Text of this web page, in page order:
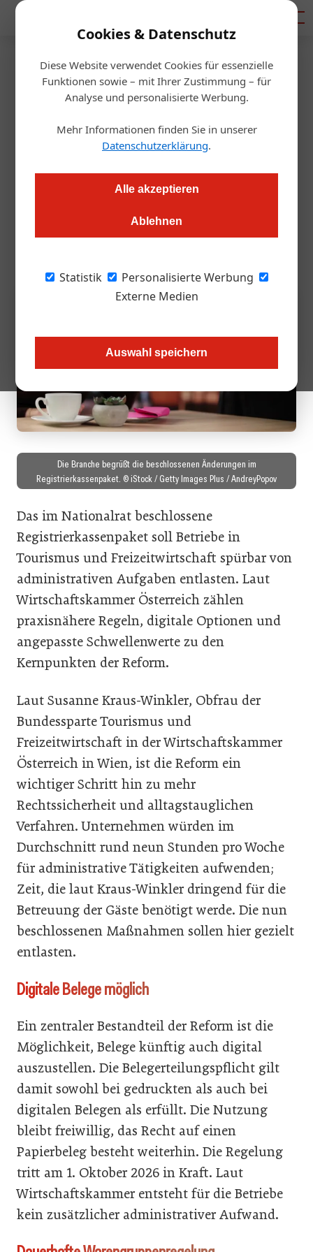
Cookies & Datenschutz
Diese Website verwendet Cookies für essenzielle
Funktionen sowie – mit Ihrer Zustimmung – für
Analyse und personalisierte Werbung.
Mehr Informationen finden Sie in unserer
Datenschutzerklärung.
Alle akzeptieren
Ablehnen
Statistik
Personalisierte Werbung
Externe Medien
Auswahl speichern
Startseite/Tourismusbranche
Nationalrat
Registrierkassen: Entlastung
naht
Mehr Flexibilität, weniger Bürokratie: Die Branche begrüßt die
Die Branche begrüßt die beschlossenen Änderungen im
Registrierkassenpaket. © iStock / Getty Images Plus / AndreyPopov
Das im Nationalrat beschlossene
Registrierkassenpaket soll Betriebe in
Tourismus und Freizeitwirtschaft spürbar von
administrativen Aufgaben entlasten. Laut
Wirtschaftskammer Österreich zählen
praxisnähere Regeln, digitale Optionen und
angepasste Schwellenwerte zu den
Kernpunkten der Reform.
Laut Susanne Kraus-Winkler, Obfrau der
Bundessparte Tourismus und
Freizeitwirtschaft in der Wirtschaftskammer
Österreich in Wien, ist die Reform ein
wichtiger Schritt hin zu mehr
Rechtssicherheit und alltagstauglichen
Verfahren. Unternehmen würden im
Durchschnitt rund neun Stunden pro Woche
für administrative Tätigkeiten aufwenden;
Zeit, die laut Kraus-Winkler dringend für die
Betreuung der Gäste benötigt werde. Die nun
beschlossenen Maßnahmen sollen hier gezielt
entlasten.
Digitale Belege möglich
Ein zentraler Bestandteil der Reform ist die
Möglichkeit, Belege künftig auch digital
auszustellen. Die Belegerteilungspflicht gilt
damit sowohl bei gedruckten als auch bei
digitalen Belegen als erfüllt. Die Nutzung
bleibt freiwillig, das Recht auf einen
Papierbeleg besteht weiterhin. Die Regelung
tritt am 1. Oktober 2026 in Kraft. Laut
Wirtschaftskammer entsteht für die Betriebe
kein zusätzlicher administrativer Aufwand.